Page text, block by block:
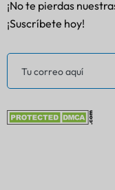
¡No te pierdas
¡Suscríbete hoy!